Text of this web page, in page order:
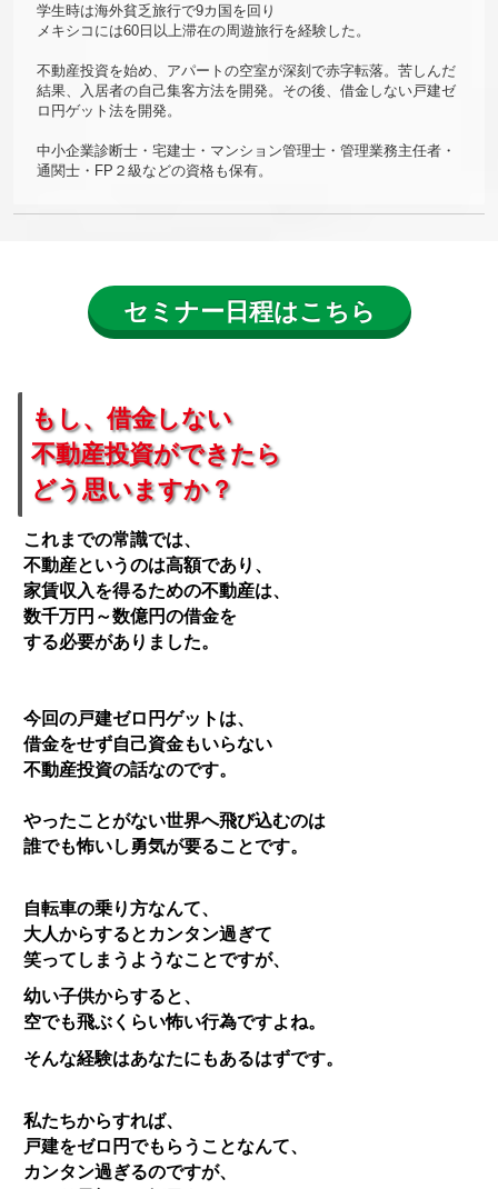
学生時は海外貧乏旅行で9カ国を回り
メキシコには60日以上滞在の周遊旅行を経験した。
不動産投資を始め、アパートの空室が深刻で赤字転落。苦しんだ
結果、入居者の自己集客方法を開発。その後、借金しない戸建ゼ
ロ円ゲット法を開発。
中小企業診断士・宅建士・マンション管理士・管理業務主任者・
通関士・FP２級などの資格も保有。
セミナー日程はこちら
もし、借金しない
不動産投資ができたら
どう思いますか？
これまでの常識では、
不動産というのは高額であり、
家賃収入を得るための不動産は、
数千万円～数億円の借金を
する必要がありました。
今回の戸建ゼロ円ゲットは、
借金をせず自己資金もいらない
不動産投資の話なのです。
やったことがない世界へ飛び込むのは
誰でも怖いし勇気が要ることです。
自転車の乗り方なんて、
大人からするとカンタン過ぎて
笑ってしまうようなことですが、
幼い子供からすると、
空でも飛ぶくらい怖い行為ですよね。
そんな経験はあなたにもあるはずです。
私たちからすれば、
戸建をゼロ円でもらうことなんて、
カンタン過ぎるのですが、